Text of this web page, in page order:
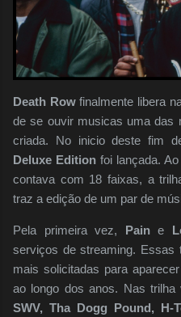
Death Rowfinalmente libera
de se ouvir musicas uma das
criada. No inicio deste fim
Deluxe Editionfoi lançada. Ao
contava com 18 faixas, a
traz a edição de um par de
Pela primeira vez, Pain e
serviços de streaming. Essas
mais solicitadas para
ao longo dos anos. Nas
SWV, Tha Dogg Pound, H-